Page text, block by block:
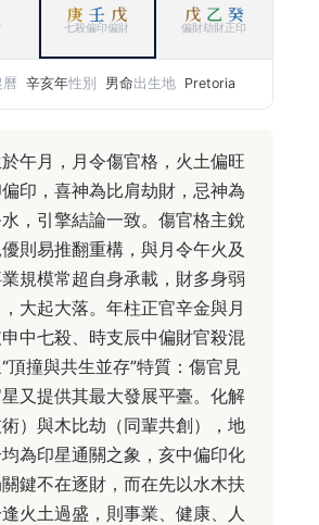
庚
七殺
壬
偏印
戊
偏財
戊
偏財
乙
劫財
癸
正印
曆 辛亥年性別 男命出生地 Pretoria
午月，月令傷官格，火土偏旺
印，喜神為比肩劫財，忌神為
，引擎結論一致。傷官格主銳
則易推翻重構，與月令午火及
規模常超自身承載，財多身弱
大起大落。年柱正官辛金與月
中七殺、時支辰中偏財官殺混
頂撞與共生並存”特質：傷官見
又提供其最大發展平臺。化解
）與木比劫（同輩共創），地
為印星通關之象，亥中偏印化
鍵不在逐財，而在先以水木扶
火土過盛，則事業、健康、人